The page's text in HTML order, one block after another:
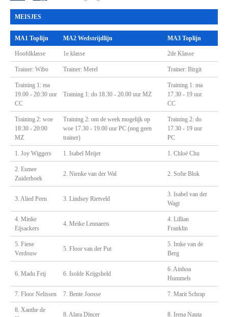
MEISJES
MA1 Toplijn MA2 Wedstrijdlijn MA3 Toplijn
Hoofdklasse 1e klasse 2de Klasse
Trainer: Wibo Trainer: Merel Trainer: Birgit
Training 1: ma
19.00 - 20:30 uur
CC
Training 1: do 18.30 - 20.00 uur MZ
Training 1: ma
17.30 - 19 uur
CC
Training 2: woe
18:30 - 20:00
MZ
Training 2: om de week mogelijk op
woe 17.30 - 19.00 uur PC (nog geen
trainer)
Training 2: do
17.30 - 19 uur
PC
1. Joy Wiggers 1. Isabel Meijer 1. Chloë Chu
2. Esmee
Zuiderhoek
2. Nienke van der Wal 2. Sofie Blok
3. Alied Peen 3. Lindsey Rietveld
3. Isabel van der
Wagt
4. Minke
Eijsackers
4. Meike Lennaerts
4. Lillian
Franklin
5. Fiene
Verdouw
5. Floor van der Put
5. Imke van de
Berg
6. Madu Feij 6. Isolde Krijgsheld
6. Ainhoa
Hummels
7. Floor Nelissen 7. Bente Joosse 7. Marit Schrap
8. Xanthe de
8. Alara Dincer 8. Irena Nauta